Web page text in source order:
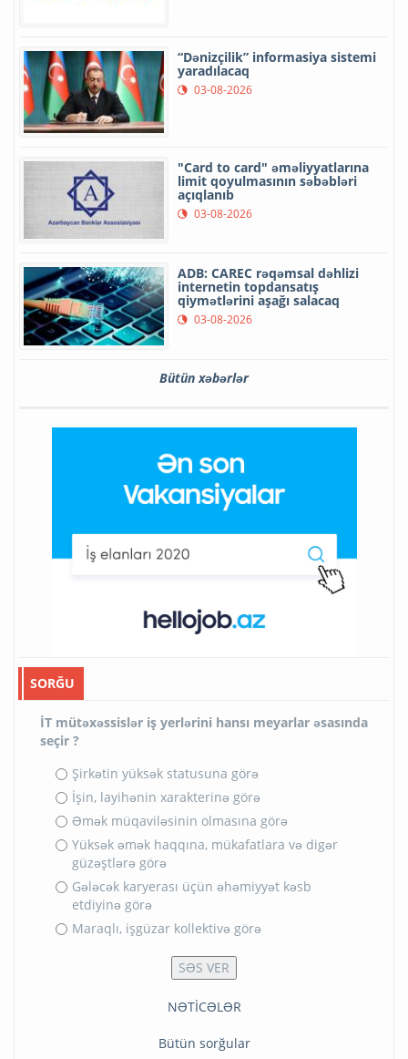
“Dənizçilik” informasiya sistemi
yaradılacaq
03-08-2026
"Card to card" əməliyyatlarına
limit qoyulmasının səbəbləri
açıqlanıb
03-08-2026
ADB: CAREC rəqəmsal dəhlizi
internetin topdansatış
qiymətlərini aşağı salacaq
03-08-2026
Bütün xəbərlər
SORĞU
İT mütəxəssislər iş yerlərini hansı meyarlar əsasında
seçir ?
Şirkətin yüksək statusuna görə
İşin, layihənin xarakterinə görə
Əmək müqaviləsinin olmasına görə
Yüksək əmək haqqına, mükafatlara və digər
güzəştlərə görə
Gələcək karyerası üçün əhəmiyyət kəsb
etdiyinə görə
Maraqlı, işgüzar kollektivə görə
NƏTİCƏLƏR
Bütün sorğular